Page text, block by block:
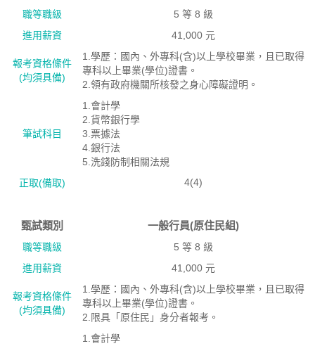
職等職級
5 等 8 級
進用薪資
41,000 元
報考資格絛件
(均須具備)
1.學歷：國內、外專科(含)以上學校畢業，且已取得
專科以上畢業(學位)證書。
2.領有政府機關所核發之身心障礙證明。
筆試科目
1.會計學
2.貨幣銀行學
3.票據法
4.銀行法
5.洗錢防制相關法規
正取(備取)
4(4)
甄試類別 一般行員(原住民組)
職等職級
5 等 8 級
進用薪資
41,000 元
報考資格絛件
(均須具備)
1.學歷：國內、外專科(含)以上學校畢業，且已取得
專科以上畢業(學位)證書。
2.限具「原住民」身分者報考。
1.會計學